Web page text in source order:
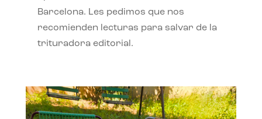
Barcelona. Les pedimos que nos
recomienden lecturas para salvar de la
trituradora editorial.